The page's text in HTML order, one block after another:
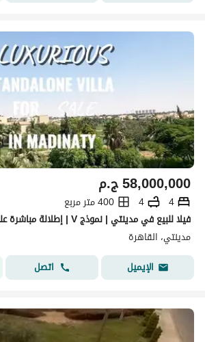
ج.م58,000,000
4
4
400 متر مربع
مدينتي، القاهرة
الإيميل
اتصل